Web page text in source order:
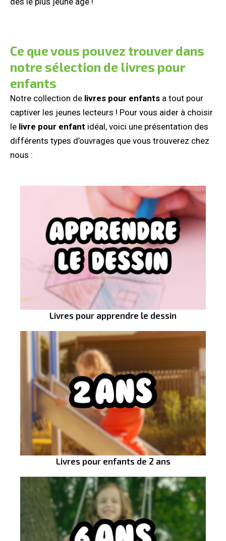
Ce que vous pouvez trouver dans
notre sélection de livres pour
enfants
Notre collection de livres pour enfants a tout pour
captiver les jeunes lecteurs ! Pour vous aider à choisir
le livre pour enfant idéal, voici une présentation des
différents types d’ouvrages que vous trouverez chez
nous :
Livres pour apprendre le dessin
Livres pour enfants de 2 ans